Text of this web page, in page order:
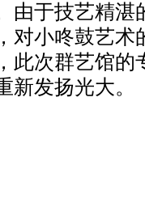
由于技艺精湛
对小咚鼓艺术
此次群艺馆的
新发扬光大。